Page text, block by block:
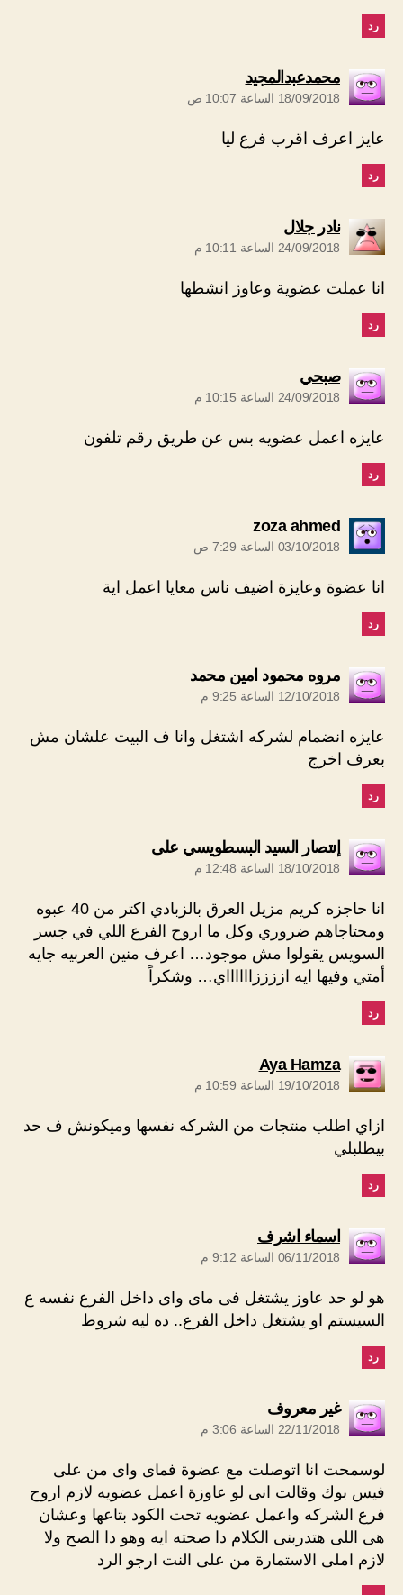
رد
محمدعبدالمجيد
18/09/2018 الساعة 10:07 ص
عايز اعرف اقرب فرع ليا
رد
نادر جلال
24/09/2018 الساعة 10:11 م
انا عملت عضوية وعاوز انشطها
رد
صبحي
24/09/2018 الساعة 10:15 م
عايزه اعمل عضويه بس عن طريق رقم تلفون
رد
zoza ahmedيقول:
03/10/2018 الساعة 7:29 ص
انا عضوة وعايزة اضيف ناس معايا اعمل اية
رد
مروه محمود امين محمد
12/10/2018 الساعة 9:25 م
عايزه انضمام لشركه اشتغل وانا ف البيت علشان مش
بعرف اخرج
رد
إنتصار السيد البسطويسي على
18/10/2018 الساعة 12:48 م
انا حاجزه كريم مزيل العرق بالزبادي اكتر من 40 عبوه
ومحتاجاهم ضروري وكل ما اروح الفرع اللي في جسر
السويس يقولوا مش موجود… اعرف منين العربيه جايه
أمتي وفيها ايه اززززااااااي… وشكراً
رد
Aya Hamza
19/10/2018 الساعة 10:59 م
ازاي اطلب منتجات من الشركه نفسها وميكونش ف حد
بيطلبلي
رد
اسماء اشرف
06/11/2018 الساعة 9:12 م
هو لو حد عاوز يشتغل فى ماى واى داخل الفرع نفسه ع
السيستم او يشتغل داخل الفرع.. ده ليه شروط
رد
غير معروف
22/11/2018 الساعة 3:06 م
لوسمحت انا اتوصلت مع عضوة فماى واى من على
فيس بوك وقالت انى لو عاوزة اعمل عضويه لازم اروح
فرع الشركه واعمل عضويه تحت الكود بتاعها وعشان
هى اللى هتدربنى الكلام دا صحته ايه وهو دا الصح ولا
لازم املى الاستمارة من على النت ارجو الرد